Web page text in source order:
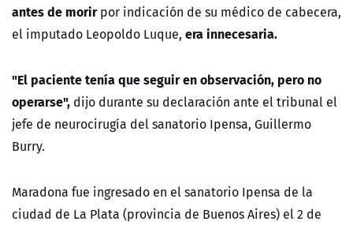
antes de morirpor indicación de su médico de cabecera,
el imputado Leopoldo Luque, era innecesaria.
"El paciente tenía que seguir en observación, pero no
operarse", dijo durante su declaración ante el tribunal el
jefe de neurocirugía del sanatorio Ipensa, Guillermo
Burry.
Maradona fue ingresado en el sanatorio Ipensa de la
ciudad de La Plata (provincia de Buenos Aires) el 2 de